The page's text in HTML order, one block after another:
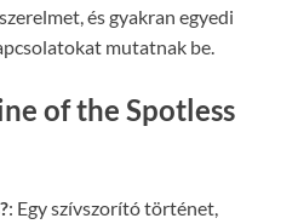
és gyakran egyedi
mutatnak be.
of the Spotless
: Egy szívszorító történet,